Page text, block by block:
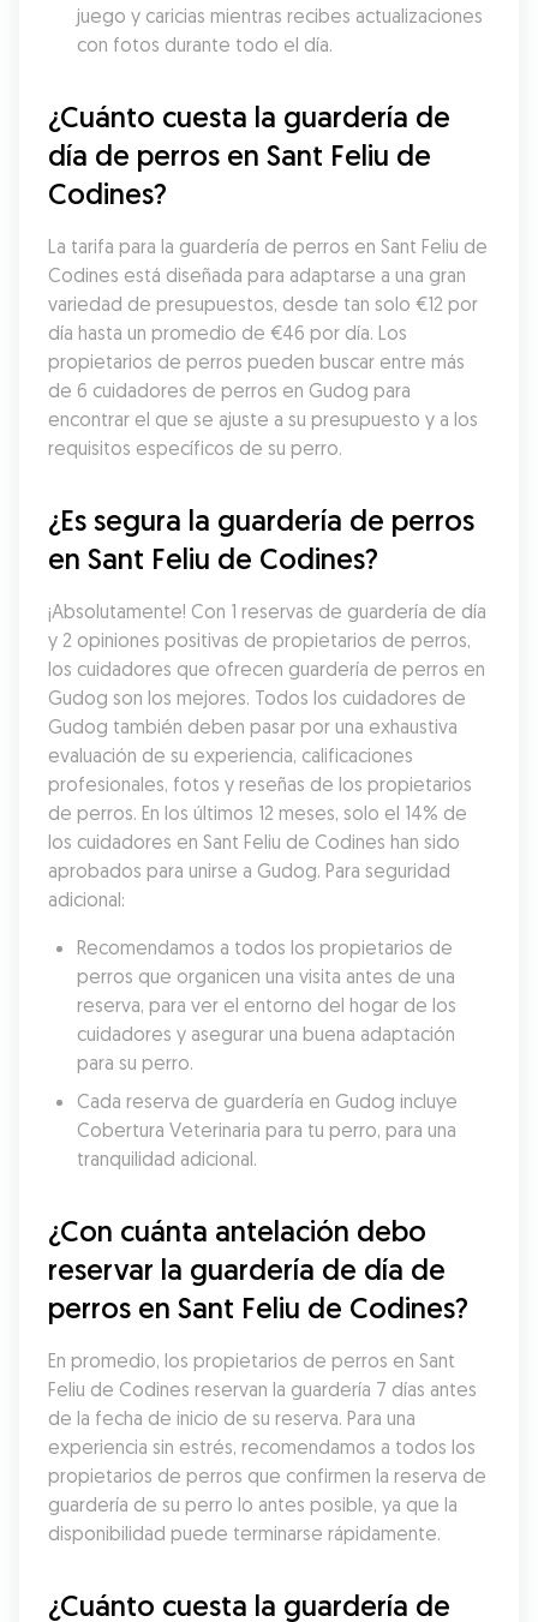
juego y caricias mientras recibes actualizaciones
con fotos durante todo el día.
¿Cuánto cuesta la guardería de
día de perros en Sant Feliu de
Codines?
La tarifa para la guardería de perros en Sant Feliu de
Codines está diseñada para adaptarse a una gran
variedad de presupuestos, desde tan solo €12 por
día hasta un promedio de €46 por día. Los
propietarios de perros pueden buscar entre más
de 6 cuidadores de perros en Gudog para
encontrar el que se ajuste a su presupuesto y a los
requisitos específicos de su perro.
¿Es segura la guardería de perros
en Sant Feliu de Codines?
¡Absolutamente! Con 1 reservas de guardería de día
y 2 opiniones positivas de propietarios de perros,
los cuidadores que ofrecen guardería de perros en
Gudog son los mejores. Todos los cuidadores de
Gudog también deben pasar por una exhaustiva
evaluación de su experiencia, calificaciones
profesionales, fotos y reseñas de los propietarios
de perros. En los últimos 12 meses, solo el 14% de
los cuidadores en Sant Feliu de Codines han sido
aprobados para unirse a Gudog. Para seguridad
adicional:
Recomendamos a todos los propietarios de
perros que organicen una visita antes de una
reserva, para ver el entorno del hogar de los
cuidadores y asegurar una buena adaptación
para su perro.
Cada reserva de guardería en Gudog incluye
Cobertura Veterinaria para tu perro, para una
tranquilidad adicional.
¿Con cuánta antelación debo
reservar la guardería de día de
perros en Sant Feliu de Codines?
En promedio, los propietarios de perros en Sant
Feliu de Codines reservan la guardería 7 días antes
de la fecha de inicio de su reserva. Para una
experiencia sin estrés, recomendamos a todos los
propietarios de perros que confirmen la reserva de
guardería de su perro lo antes posible, ya que la
disponibilidad puede terminarse rápidamente.
¿Cuánto cuesta la guardería de